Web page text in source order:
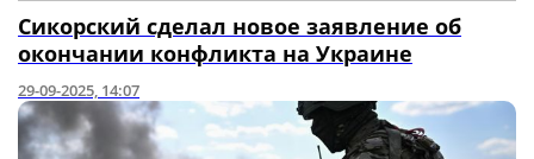
Сикорский сделал новое заявление об
окончании конфликта на Украине
29-09-2025, 14:07